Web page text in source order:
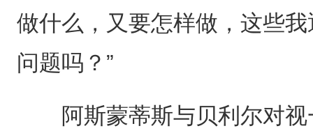
做什么，又要怎样做，这些
问题吗？”
阿斯蒙蒂斯与贝利尔对视